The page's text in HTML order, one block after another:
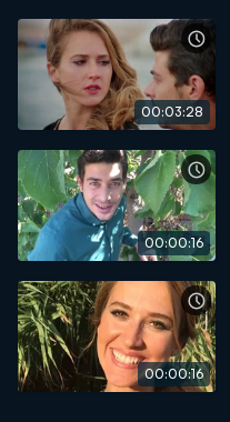
00:03:28
00:00:16
00:00:16